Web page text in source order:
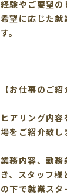
経験やご要望の
希望に応じた就
す。
【お仕事のご紹
ヒアリング内
場をご紹介致し
業務内容、勤務
き、スタッフ様
の下で就業スタ